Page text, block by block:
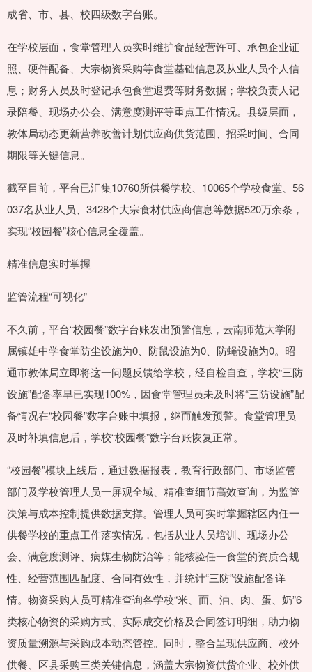
成省、市、县、校四级数字台账。
在学校层面，食堂管理人员实时维护食品经营许可、承包企业证
照、硬件配备、大宗物资采购等食堂基础信息及从业人员个人信
息；财务人员及时登记承包食堂退费等财务数据；学校负责人记
录陪餐、现场办公会、满意度测评等重点工作情况。县级层面，
教体局动态更新营养改善计划供应商供货范围、招采时间、合同
期限等关键信息。
截至目前，平台已汇集10760所供餐学校、10065个学校食堂、56
037名从业人员、3428个大宗食材供应商信息等数据520万余条，
实现“校园餐”核心信息全覆盖。
精准信息实时掌握
监管流程“可视化”
不久前，平台“校园餐”数字台账发出预警信息，云南师范大学附
属镇雄中学食堂防尘设施为0、防鼠设施为0、防蝇设施为0。昭
通市教体局立即将这一问题反馈给学校，经自检自查，学校“三防
设施”配备率早已实现100%，因食堂管理员未及时将“三防设施”配
备情况在“校园餐”数字台账中填报，继而触发预警。食堂管理员
及时补填信息后，学校“校园餐”数字台账恢复正常。
“校园餐”模块上线后，通过数据报表，教育行政部门、市场监管
部门及学校管理人员一屏观全域、精准查细节高效查询，为监管
决策与成本控制提供数据支撑。管理人员可实时掌握辖区内任一
供餐学校的重点工作落实情况，包括从业人员培训、现场办公
会、满意度测评、病媒生物防治等；能核验任一食堂的资质合规
性、经营范围匹配度、合同有效性，并统计“三防”设施配备详
情。物资采购人员可精准查询各学校“米、面、油、肉、蛋、奶”6
类核心物资的采购方式、实际成交价格及合同签订明细，助力物
资质量溯源与采购成本动态管控。同时，整合呈现供应商、校外
供餐、区县采购三类关键信息，涵盖大宗物资供货企业、校外供